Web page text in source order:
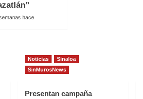
hace
Noticias
Sinaloa
SinMurosNews
Presentan campaña